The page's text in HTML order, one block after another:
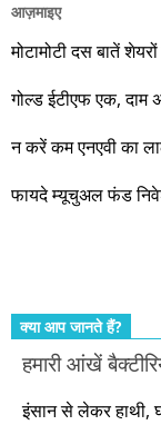
वो रहे या कोई और
जबरदस्त प्रगति के
आएंगे। दूसरे आपको
और सत्यनिष्ठा से
कर्महीन नर पावत
आज़माइए
मोटामोटी दस बातें
गोल्ड ईटीएफ एक, दाम
न करें कम एनएवी का
फायदे म्यूचुअल फंड
क्या आप जानते हैं?
हमारी आंखें
इंसान से लेकर हाथी,